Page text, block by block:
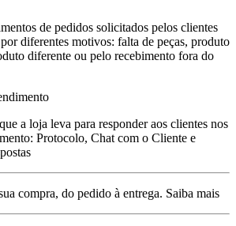
de pedidos solicitados pelos clientes
diferentes motivos: falta de peças, produto
diferente ou pelo recebimento fora do
a loja leva para responder aos clientes nos
Protocolo, Chat com o Cliente e
compra, do pedido à entrega. Saiba mais